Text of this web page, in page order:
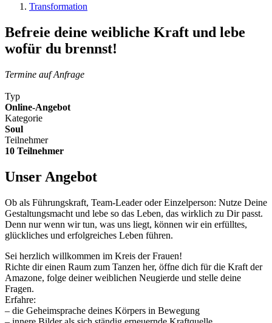
Transformation
Befreie deine weibliche Kraft und lebe
wofür du brennst!
Termine auf Anfrage
Typ
Online-Angebot
Kategorie
Soul
Teilnehmer
10 Teilnehmer
Unser Angebot
Ob als Führungskraft, Team-Leader oder Einzelperson: Nutze Deine
Gestaltungsmacht und lebe so das Leben, das wirklich zu Dir passt.
Denn nur wenn wir tun, was uns liegt, können wir ein erfülltes,
glückliches und erfolgreiches Leben führen.
Sei herzlich willkommen im Kreis der Frauen!
Richte dir einen Raum zum Tanzen her, öffne dich für die Kraft der
Amazone, folge deiner weiblichen Neugierde und stelle deine
Fragen.
Erfahre:
– die Geheimsprache deines Körpers in Bewegung